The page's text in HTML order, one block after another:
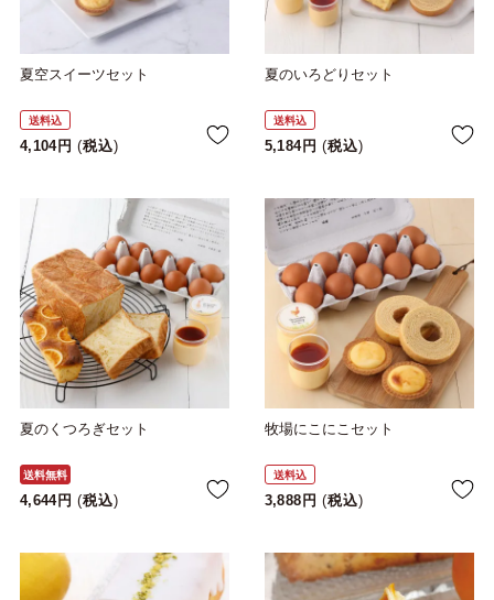
夏空スイーツセット
送料込
4,104 税込
夏のいろどりセット
送料込
5,184 税込
夏のくつろぎセット
送料無料
4,644 税込
牧場にこにこセット
送料込
3,888 税込